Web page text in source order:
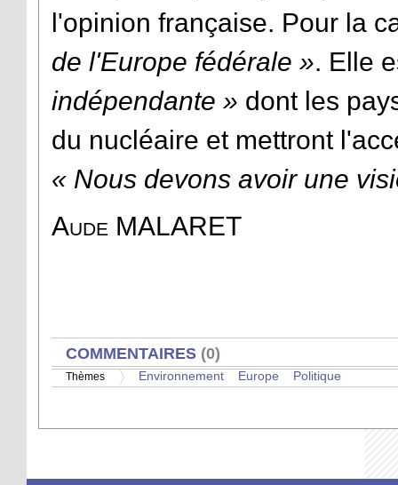
l'opinion française. Pour la
de l'Europe fédérale ». Elle
indépendante » dont les
du nucléaire et mettront
« Nous devons avoir une
Aude MALARET
AFFICHER
COMMENTAIRES (0)
Thèmes Environnement Europe Politique